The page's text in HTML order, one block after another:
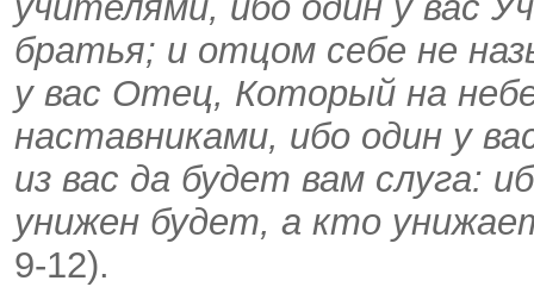
братья; и отцом себе не
у вас Отец, Который на
наставниками, ибо один у
из вас да будет вам слуга:
унижен будет, а кто
9-12).